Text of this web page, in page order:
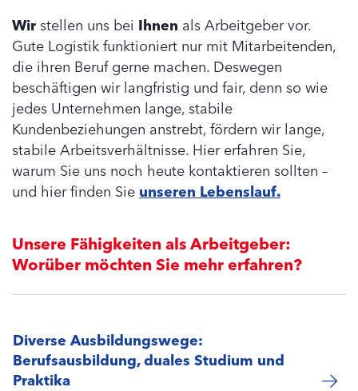
Wir stellen uns bei Ihnen als Arbeitgeber vor.
Gute Logistik funktioniert nur mit Mitarbeitenden,
die ihren Beruf gerne machen. Deswegen
beschäftigen wir langfristig und fair, denn so wie
jedes Unternehmen lange, stabile
Kundenbeziehungen anstrebt, fördern wir lange,
stabile Arbeitsverhältnisse. Hier erfahren Sie,
warum Sie uns noch heute kontaktieren sollten –
und hier finden Sie unseren Lebenslauf.
Unsere Fähigkeiten als Arbeitgeber:
Worüber möchten Sie mehr erfahren?
Diverse Ausbildungswege:
Berufsausbildung, duales Studium und
Praktika